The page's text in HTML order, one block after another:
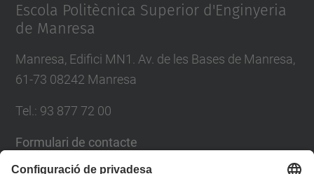
Escola Politècnica Superior d'Enginyeria
de Manresa
Manresa, Edifici MN1. Av. de les Bases de Manresa,
61-73 08242 Manresa
Tel.: 93 877 72 00
Formulari de contacte